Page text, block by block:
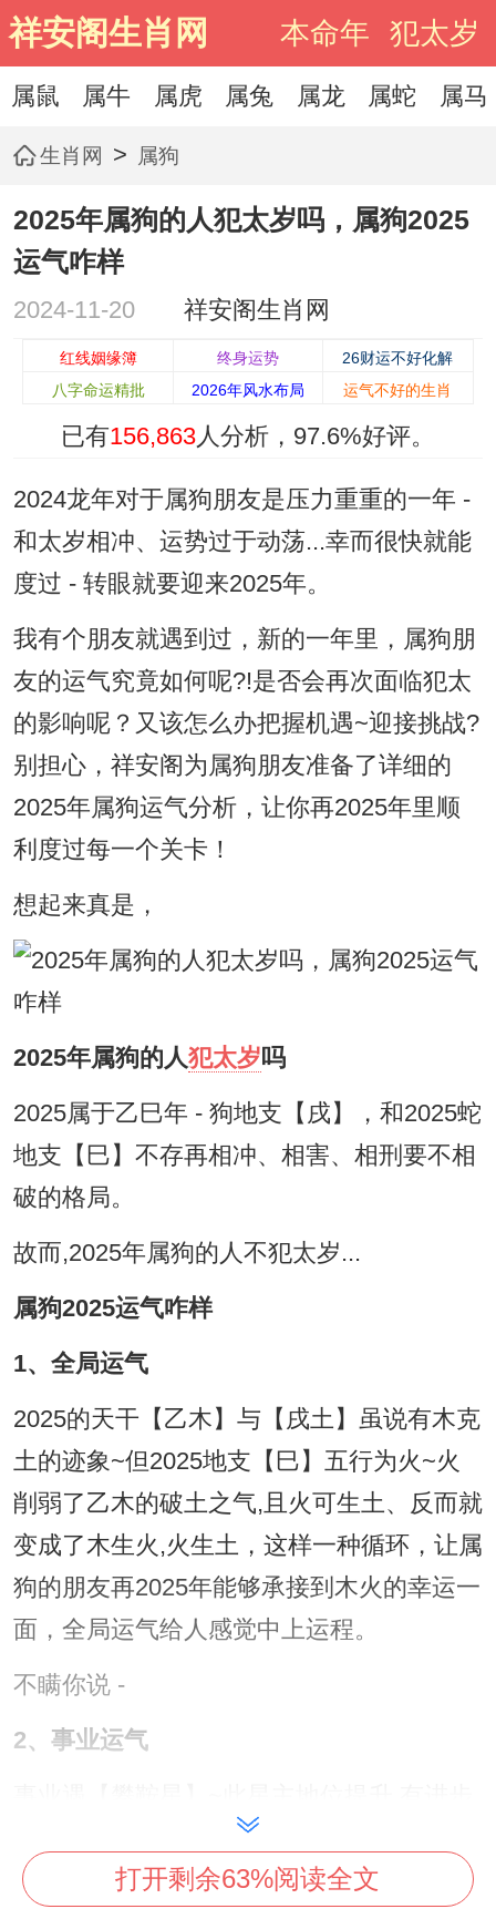
祥安阁生肖网 本命年 犯太岁
属鼠 属牛 属虎 属兔 属龙 属蛇 属马
生肖网 > 属狗
2025年属狗的人犯太岁吗，属狗2025
运气咋样
2024-11-20 祥安阁生肖网
红线姻缘簿 终身运势
26财运不好化解
八字命运精批
2026年风水布局 运气不好的生肖
已有156,863人分析， 97.6%好评。
2024龙年对于属狗朋友是压力重重的一年 -
和太岁相冲、运势过于动荡...幸而很快就能
度过 - 转眼就要迎来2025年。
我有个朋友就遇到过，新的一年里，属狗朋
友的运气究竟如何呢?!是否会再次面临犯太
的影响呢？又该怎么办把握机遇~迎接挑战?
别担心，祥安阁为属狗朋友准备了详细的
2025年属狗运气分析，让你再2025年里顺
利度过每一个关卡！
想起来真是，
2025年属狗的人犯太岁吗
2025属于乙巳年 - 狗地支【戌】，和2025蛇
地支【巳】不存再相冲、相害、相刑要不相
破的格局。
故而,2025年属狗的人不犯太岁...
属狗2025运气咋样
1、全局运气
2025的天干【乙木】与【戌土】虽说有木克
土的迹象~但2025地支【巳】五行为火~火
削弱了乙木的破土之气,且火可生土、反而就
变成了木生火,火生土，这样一种循环，让属
狗的朋友再2025年能够承接到木火的幸运一
面，全局运气给人感觉中上运程。
不瞒你说 -
2、事业运气
【月德星】乃逢凶化吉之星,工作上遇到一些
打开剩余63%阅读全文